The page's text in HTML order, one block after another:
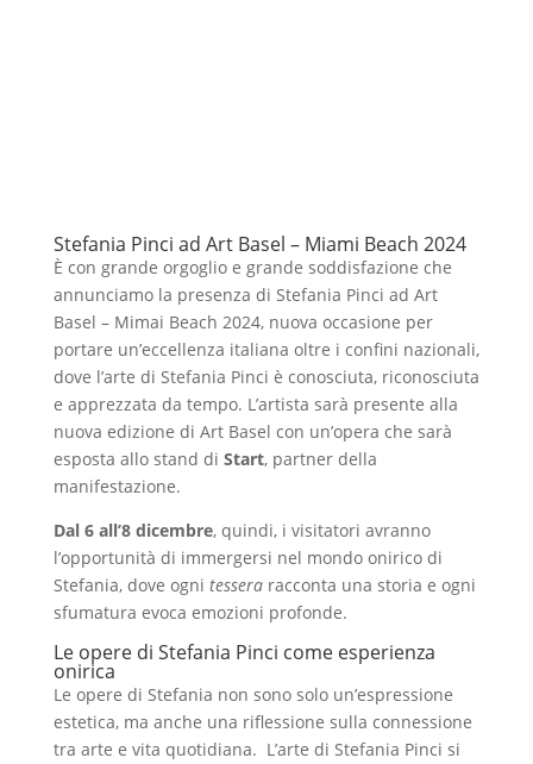
Stefania Pinci ad Art Basel – Miami Beach 2024
È con grande orgoglio e grande soddisfazione che
annunciamo la presenza di Stefania Pinci ad Art
Basel – Mimai Beach 2024, nuova occasione per
portare un’eccellenza italiana oltre i confini nazionali,
dove l’arte di Stefania Pinci è conosciuta, riconosciuta
e apprezzata da tempo. L’artista sarà presente alla
nuova edizione di Art Basel con un’opera che sarà
esposta allo stand di Start, partner della
manifestazione.
Dal 6 all’8 dicembre, quindi, i visitatori avranno
l’opportunità di immergersi nel mondo onirico di
Stefania, dove ogni tesseraracconta una storia e ogni
sfumatura evoca emozioni profonde.
Le opere di Stefania Pinci come esperienza
onirica
Le opere di Stefania non sono solo un’espressione
estetica, ma anche una riflessione sulla connessione
tra arte e vita quotidiana. L’arte di Stefania Pinci si